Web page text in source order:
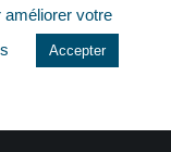
votre
Accepter